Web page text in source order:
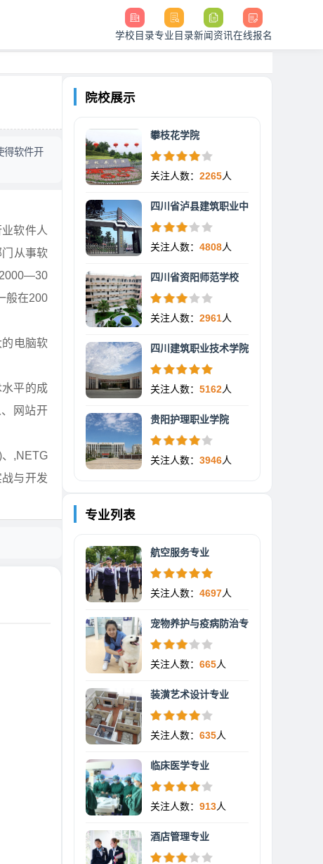
学校目录专业目录新闻资讯在线报名
得软件开
软件人
从事软
2000—30
般在200
电脑软
平的成
网站开
,NETG
与开发
院校展示
攀枝花学院
关注人数： 2265人
四川省泸县建筑职业中
关注人数： 4808人
四川省资阳师范学校
关注人数： 2961人
四川建筑职业技术学院
关注人数： 5162人
贵阳护理职业学院
关注人数： 3946人
专业列表
航空服务专业
关注人数： 4697人
宠物养护与疫病防治专
关注人数： 665人
装潢艺术设计专业
关注人数： 635人
临床医学专业
关注人数： 913人
酒店管理专业